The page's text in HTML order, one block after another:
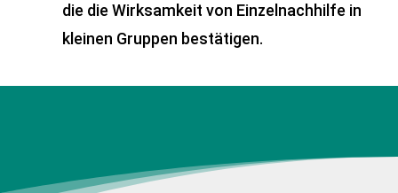
die die Wirksamkeit von Einzelnachhilfe in
kleinen Gruppen bestätigen.